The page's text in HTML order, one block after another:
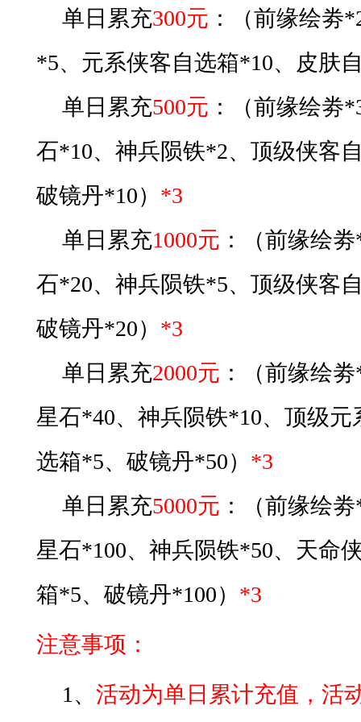
单日累充300元 ： （前缘绘劵
*5、元系侠客自选箱*10、皮肤
单日累充500元 ： （前缘绘劵
石*10、神兵陨铁*2、顶级侠客
破镜丹*10） *3
单日累充1000元 ： （前缘绘劵
石*20、神兵陨铁*5、顶级侠客
破镜丹*20） *3
单日累充2000元 ： （前缘绘劵
星石*40、神兵陨铁*10、顶级
选箱*5、破镜丹*50） *3
单日累充5000元 ： （前缘绘劵
星石*100、神兵陨铁*50、天命
箱*5、破镜丹*100） *3
注意事项：
1、 活动为单日累计充值， 活